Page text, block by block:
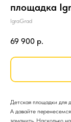
площадка
IgraGrad
69 900 р.
Детская площадки для
А давайте
заманить. Насколько